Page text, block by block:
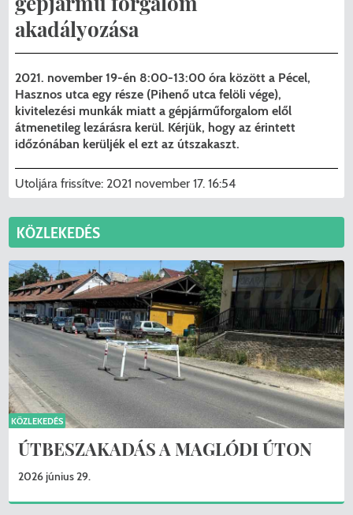
Pécel Város Önkormányzata ASP
Központhoz való csatlakozása
Péceli Polgármesteri Hivatal energetikai
korszerűsítése
korszerűsítése Pécelen II. ütem
Pécel Város Önkormányzata 250 000
000 Ft értékű támogatást nyert az
alábbi projekt vonatkozásában.
Menzakártya/Applikáció
Kedvezmények/Diéta/Allergia
Nyomtatványok
Étkezési térítési díjak
2025/2026. tanév
akadályozása
2021. november 19-én 8:00-13:00 óra között a Pécel,
Hasznos utca egy része (Pihenő utca felöli vége),
kivitelezési munkák miatt a gépjárműforgalom elől
átmenetileg lezárásra kerül. Kérjük, hogy az érintett
időzónában kerüljék el ezt az útszakaszt.
Utoljára frissítve: 2021 november 17. 16:54
KÖZLEKEDÉS
ÚTBESZAKADÁS A MAGLÓDI ÚTON
2026 június 29.
KÖZLEKEDÉS